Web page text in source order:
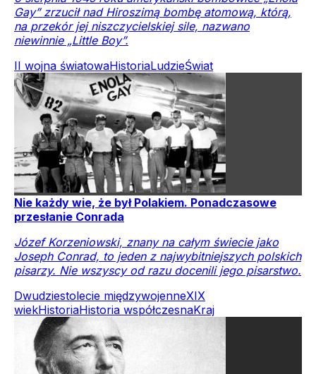
Gay” zrzucił nad Hiroszimą bombę atomową, którą,
na przekór jej niszczycielskiej sile, nazwano
niewinnie „Little Boy”.
II wojna światowaHistoriaLudzieŚwiat
Nie każdy wie, że był Polakiem. Ponadczasowe
przesłanie Conrada
Józef Korzeniowski, znany na całym świecie jako
Joseph Conrad, to jeden z najwybitniejszych polskich
pisarzy. Nie wszyscy od razu docenili jego pisarstwo.
Dwudziestolecie międzywojenneXIX
wiekHistoriaHistoria współczesnaKraj